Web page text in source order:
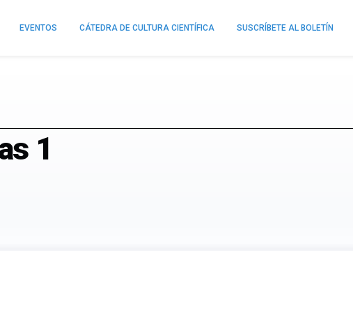
EVENTOS CÁTEDRA DE CULTURA CIENTÍFICA SUSCRÍBETE AL BOLETÍN
1